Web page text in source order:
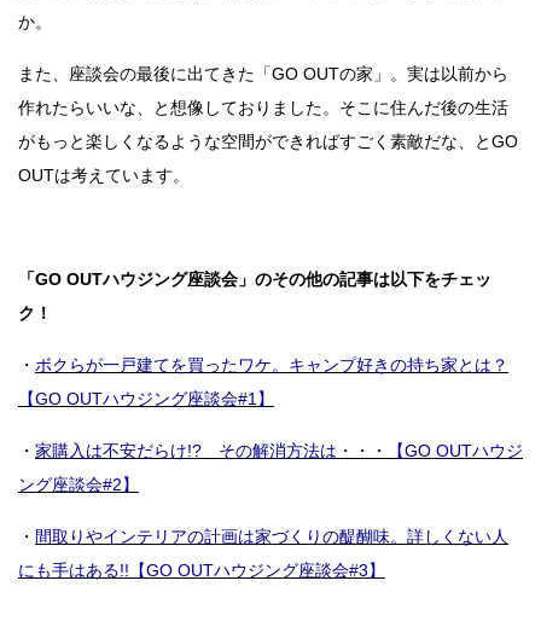
か。
また、座談会の最後に出てきた「GO OUTの家」。実は以前から
作れたらいいな、と想像しておりました。そこに住んだ後の生活
がもっと楽しくなるような空間ができればすごく素敵だな、とGO
OUTは考えています。
「GO OUTハウジング座談会」のその他の記事は以下をチェッ
ク！
・ ボクらが一戸建てを買ったワケ。キャンプ好きの持ち家とは？
【GO OUTハウジング座談会#1】
・ 家購入は不安だらけ!? その解消方法は・・・【GO OUTハウジ
ング座談会#2】
・ 間取りやインテリアの計画は家づくりの醍醐味。詳しくない人
にも手はある!!【GO OUTハウジング座談会#3】